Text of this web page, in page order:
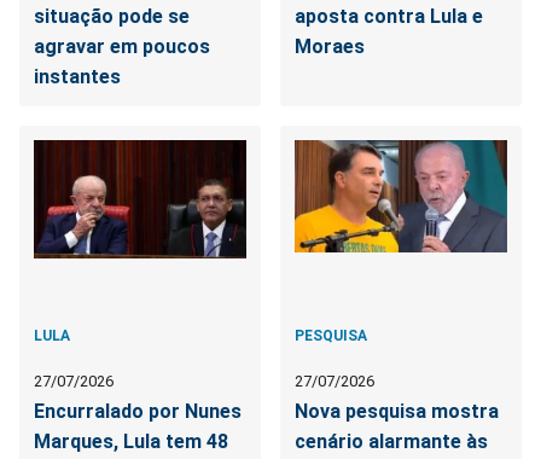
situação pode se
agravar em poucos
instantes
aposta contra Lula e
Moraes
LULA
27/07/2026
Encurralado por Nunes
Marques, Lula tem 48
PESQUISA
27/07/2026
Nova pesquisa mostra
cenário alarmante às